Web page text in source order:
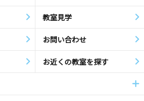
教室見学
お問い合わせ
お近くの教室を探す